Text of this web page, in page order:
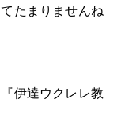
たまりませんね
伊達ウクレレ教